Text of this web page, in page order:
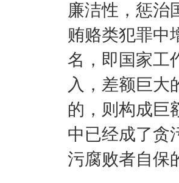
廉洁性，惩治
贿赂类犯罪中
名，即国家工
入，差额巨大
的，则构成巨
中已经成了贪
污腐败者自保